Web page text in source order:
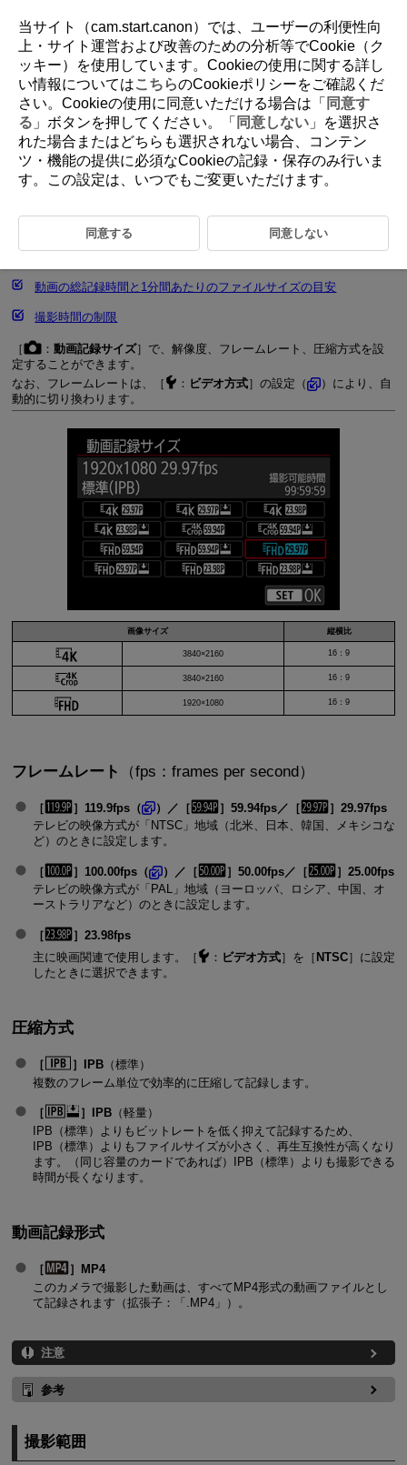
D292-041
動画記録サイズ
撮影範囲
動画が記録できるカード
動画の総記録時間と1分間あたりのファイルサイズの目安
撮影時間の制限
［ ： 動画記録サイズ］で、解像度、フレームレート、圧縮方式を設
定することができます。
なお、フレームレートは、［
： ビデオ方式］の設定（
）により、自
動的に切り換わります。
画像サイズ 縦横比
3840×2160 16：9
3840×2160 16：9
1920×1080 16：9
フレームレート （fps：frames per second）
［ ］119.9fps（ ）／［ ］59.94fps／［
］29.97fps
テレビの映像方式が「NTSC」地域（北米、日本、韓国、メキシコな
ど）のときに設定します。
［ ］100.00fps（ ）／［ ］50.00fps／［
］25.00fps
テレビの映像方式が「PAL」地域（ヨーロッパ、ロシア、中国、オ
ーストラリアなど）のときに設定します。
［
］23.98fps
主に映画関連で使用します。［
： ビデオ方式］を［ NTSC］に設定
したときに選択できます。
圧縮方式
［ ］IPB（標準）
複数のフレーム単位で効率的に圧縮して記録します。
［ ］IPB（軽量）
IPB（標準）よりもビットレートを低く抑えて記録するため、
IPB（標準）よりもファイルサイズが小さく、再生互換性が高くなり
ます。（同じ容量のカードであれば）IPB（標準）よりも撮影できる
時間が長くなります。
動画記録形式
［
］MP4
このカメラで撮影した動画は、すべてMP4形式の動画ファイルとし
て記録されます（拡張子：「.MP4」）。
注意
参考
撮影範囲
当サイト（cam.start.canon）では、ユーザーの利便性向
上・サイト運営および改善のための分析等でCookie（ク
ッキー）を使用しています。Cookieの使用に関する詳し
い情報についてはこちらのCookieポリシーをご確認くだ
さい。Cookieの使用に同意いただける場合は「 同意す
る 」ボタンを押してください。「 同意しない 」を選択さ
れた場合またはどちらも選択されない場合、コンテン
ツ・機能の提供に必須なCookieの記録・保存のみ行いま
す。この設定は、いつでもご変更いただけます。
同意する 同意しない